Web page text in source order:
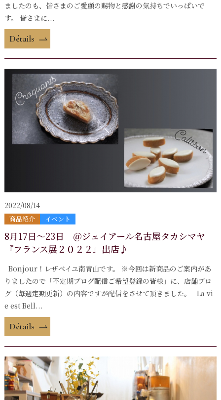
ましたのも、皆さまのご愛顧の賜物と感謝の気持ちでいっぱいで
す。 皆さまに...
Détails
2022/08/14
商品紹介 イベント
8月17日～23日 ＠ジェイアール名古屋タカシマヤ
『フランス展２０２２』出店♪
Bonjour！レザベイユ南青山です。 ※今回は新商品のご案内があ
りましたので「不定期ブログ配信ご希望登録の皆様」に、店舗ブロ
グ（毎週定期更新）の内容ですが配信をさせて頂きました。 La vi
e est Bell...
Détails